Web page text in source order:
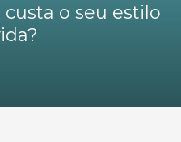
o seu estilo